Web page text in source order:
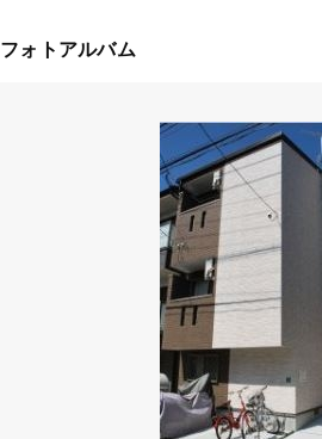
フォトアルバム